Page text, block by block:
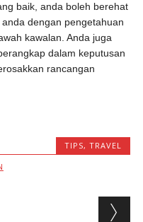
baik, anda boleh berehat
dengan pengetahuan
kawalan. Anda juga
dalam keputusan
rancangan
TIPS,TRAVEL